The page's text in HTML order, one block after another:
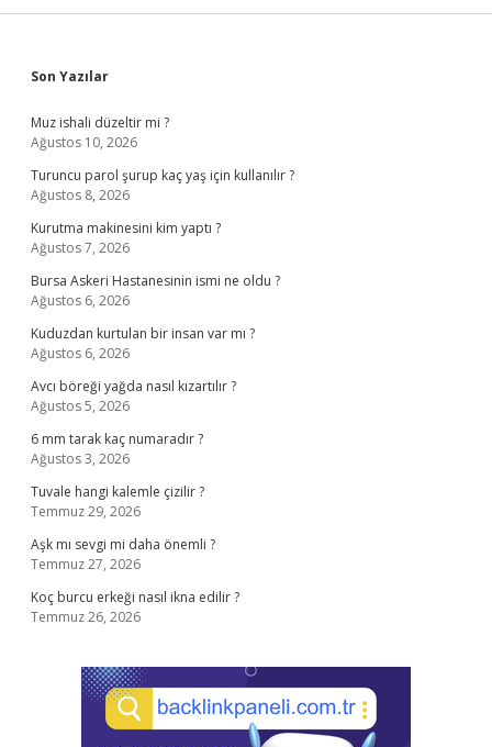
Sidebar
Son Yazılar
Muz ishali düzeltir mi ?
Ağustos 10, 2026
Turuncu parol şurup kaç yaş için kullanılır ?
Ağustos 8, 2026
Kurutma makinesini kim yaptı ?
Ağustos 7, 2026
Bursa Askeri Hastanesinin ismi ne oldu ?
Ağustos 6, 2026
Kuduzdan kurtulan bir insan var mı ?
Ağustos 6, 2026
Avcı böreği yağda nasıl kızartılır ?
Ağustos 5, 2026
6 mm tarak kaç numaradır ?
Ağustos 3, 2026
Tuvale hangi kalemle çizilir ?
Temmuz 29, 2026
Aşk mı sevgi mi daha önemli ?
Temmuz 27, 2026
Koç burcu erkeği nasıl ikna edilir ?
Temmuz 26, 2026